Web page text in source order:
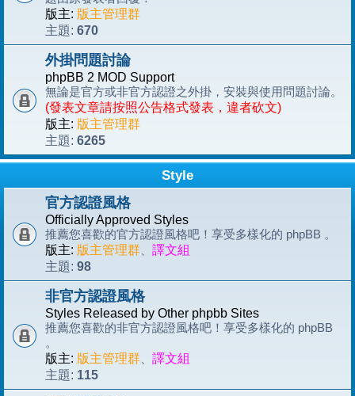
版主: 版主管理群
主題: 670
外掛問題討論
phpBB 2 MOD Support
無論是官方或非官方認證之外掛，安裝與使用問題討論。
(發表文章請按照公告格式發表，違者砍文)
版主: 版主管理群
主題: 6265
Style
官方認證風格
Officially Approved Styles
推薦您喜歡的官方認證風格吧！享受多樣化的 phpBB 。
版主: 版主管理群
譯文組
主題: 98
非官方認證風格
Styles Released by Other phpbb Sites
推薦您喜歡的非官方認證風格吧！享受多樣化的 phpBB
。
版主: 版主管理群
譯文組
主題: 115